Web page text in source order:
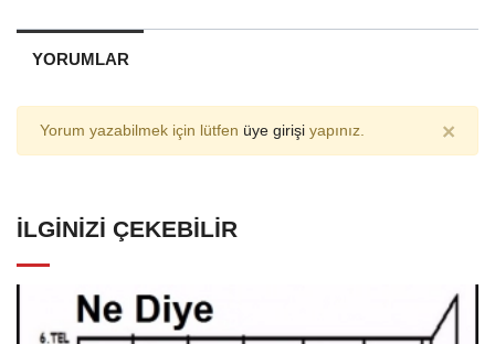
YORUMLAR
Yorum yazabilmek için lütfen üye girişi yapınız. ×
İLGINIZI ÇEKEBILIR